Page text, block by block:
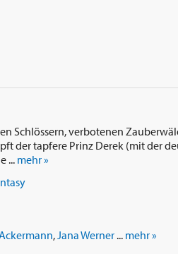
Schlössern, verbotenen
der tapfere Prinz Derek (mit der
...mehr »
,Jana Werner... mehr »